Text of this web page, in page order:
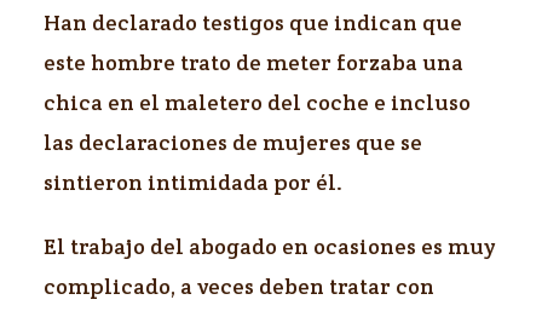
Han declarado testigos que indican que
este hombre trato de meter forzaba una
chica en el maletero del coche e incluso
las declaraciones de mujeres que se
sintieron intimidada por él.
El trabajo del abogado en ocasiones es muy
complicado, a veces deben tratar con